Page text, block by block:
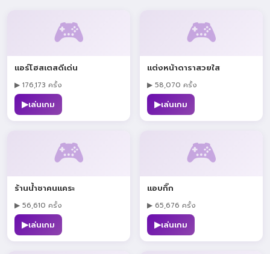
🎮
แอร์โฮสเตสดีเด่น
▶ 176,173 ครั้ง
▶เล่นเกม
🎮
แต่งหน้าดาราสวยใส
▶ 58,070 ครั้ง
▶เล่นเกม
🎮
ร้านน้ำชาคนแคระ
▶ 56,610 ครั้ง
▶เล่นเกม
🎮
แอบกิ๊ก
▶ 65,676 ครั้ง
▶เล่นเกม